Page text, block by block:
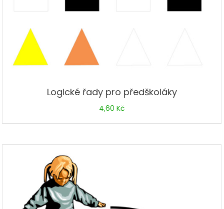
Logické řady pro předškoláky
4,60 Kč